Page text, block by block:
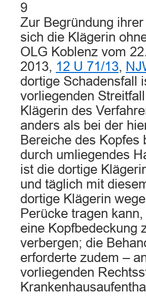
9
Zur Begründung
sich die Klägerin
OLG Koblenz vom
2013, 12 U 71/13,
dortige Schadensfall
vorliegenden
Klägerin des
anders als bei der
Bereiche des Kopfes
durch umliegendes
ist die dortige
und täglich mit
dortige Klägerin
Perücke tragen
eine Kopfbedeckung
verbergen; die
erforderte zudem –
vorliegenden